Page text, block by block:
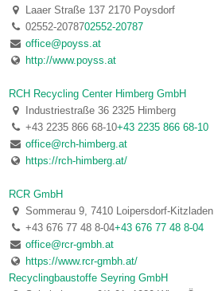
Laaer Straße 137 2170 Poysdorf
02552-2078702552-20787
office@poyss.at
http://www.poyss.at
RCH Recycling Center Himberg GmbH
Industriestraße 36 2325 Himberg
+43 2235 866 68-10+43 2235 866 68-10
office@rch-himberg.at
https://rch-himberg.at/
RCR GmbH
Sommerau 9, 7410 Loipersdorf-Kitzladen
+43 676 77 48 8-04+43 676 77 48 8-04
office@rcr-gmbh.at
https://www.rcr-gmbh.at/
Recyclingbaustoffe Seyring GmbH